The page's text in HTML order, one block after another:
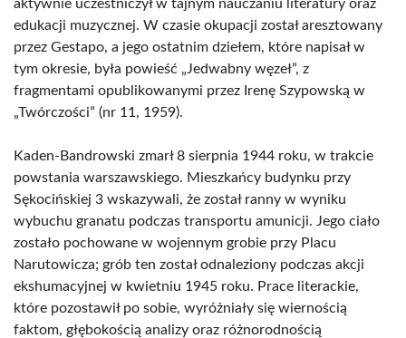
aktywnie uczestniczył w tajnym nauczaniu literatury oraz
edukacji muzycznej. W czasie okupacji został aresztowany
przez Gestapo, a jego ostatnim dziełem, które napisał w
tym okresie, była powieść „Jedwabny węzeł”, z
fragmentami opublikowanymi przez Irenę Szypowską w
„Twórczości” (nr 11, 1959).
Kaden-Bandrowski zmarł 8 sierpnia 1944 roku, w trakcie
powstania warszawskiego. Mieszkańcy budynku przy
Sękocińskiej 3 wskazywali, że został ranny w wyniku
wybuchu granatu podczas transportu amunicji. Jego ciało
zostało pochowane w wojennym grobie przy Placu
Narutowicza; grób ten został odnaleziony podczas akcji
ekshumacyjnej w kwietniu 1945 roku. Prace literackie,
które pozostawił po sobie, wyróżniały się wiernością
faktom, głębokością analizy oraz różnorodnością